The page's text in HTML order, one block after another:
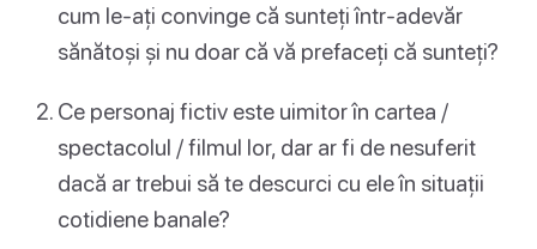
cum le-ați convinge că sunteți într-adevăr
sănătoși și nu doar că vă prefaceți că sunteți?
Ce personaj fictiv este uimitor în cartea /
spectacolul / filmul lor, dar ar fi de nesuferit
dacă ar trebui să te descurci cu ele în situații
cotidiene banale?